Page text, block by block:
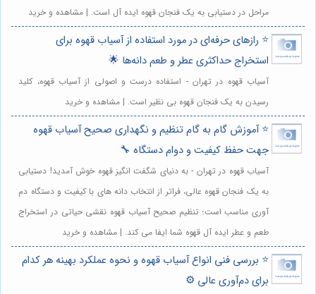
مراحل در دستیابی به یک فنجان قهوه ایده آل است. | مشاهده و خرید
⭐️ رازهای حرفه‌ای در مورد استفاده از آسیاب قهوه برای
استخراج حداکثری عطر و طعم دانه‌ها 🌟
آسیاب قهوه در تهران - استفاده درست و اصولی از آسیاب قهوه، کلید
رسیدن به یک فنجان قهوه بی نظیر است. | مشاهده و خرید
⭐️ آموزش گام به گام تنظیم و نگهداری صحیح آسیاب قهوه
جهت حفظ کیفیت و دوام دستگاه 🔧
آسیاب قهوه در تهران - به دنیای شگفت انگیز قهوه خوش آمدید! دستیابی
به یک فنجان قهوه عالی، فراتر از انتخاب دانه های با کیفیت و دستگاه دم
آوری مناسب است؛ تنظیم صحیح آسیاب قهوه نقشی حیاتی در استخراج
طعم و عطر ایده آل قهوه شما ایفا می کند. | مشاهده و خرید
⭐️ بررسی فنی انواع آسیاب قهوه و نحوه عملکرد بهینه هر کدام
برای دم‌آوری عالی ⚙️